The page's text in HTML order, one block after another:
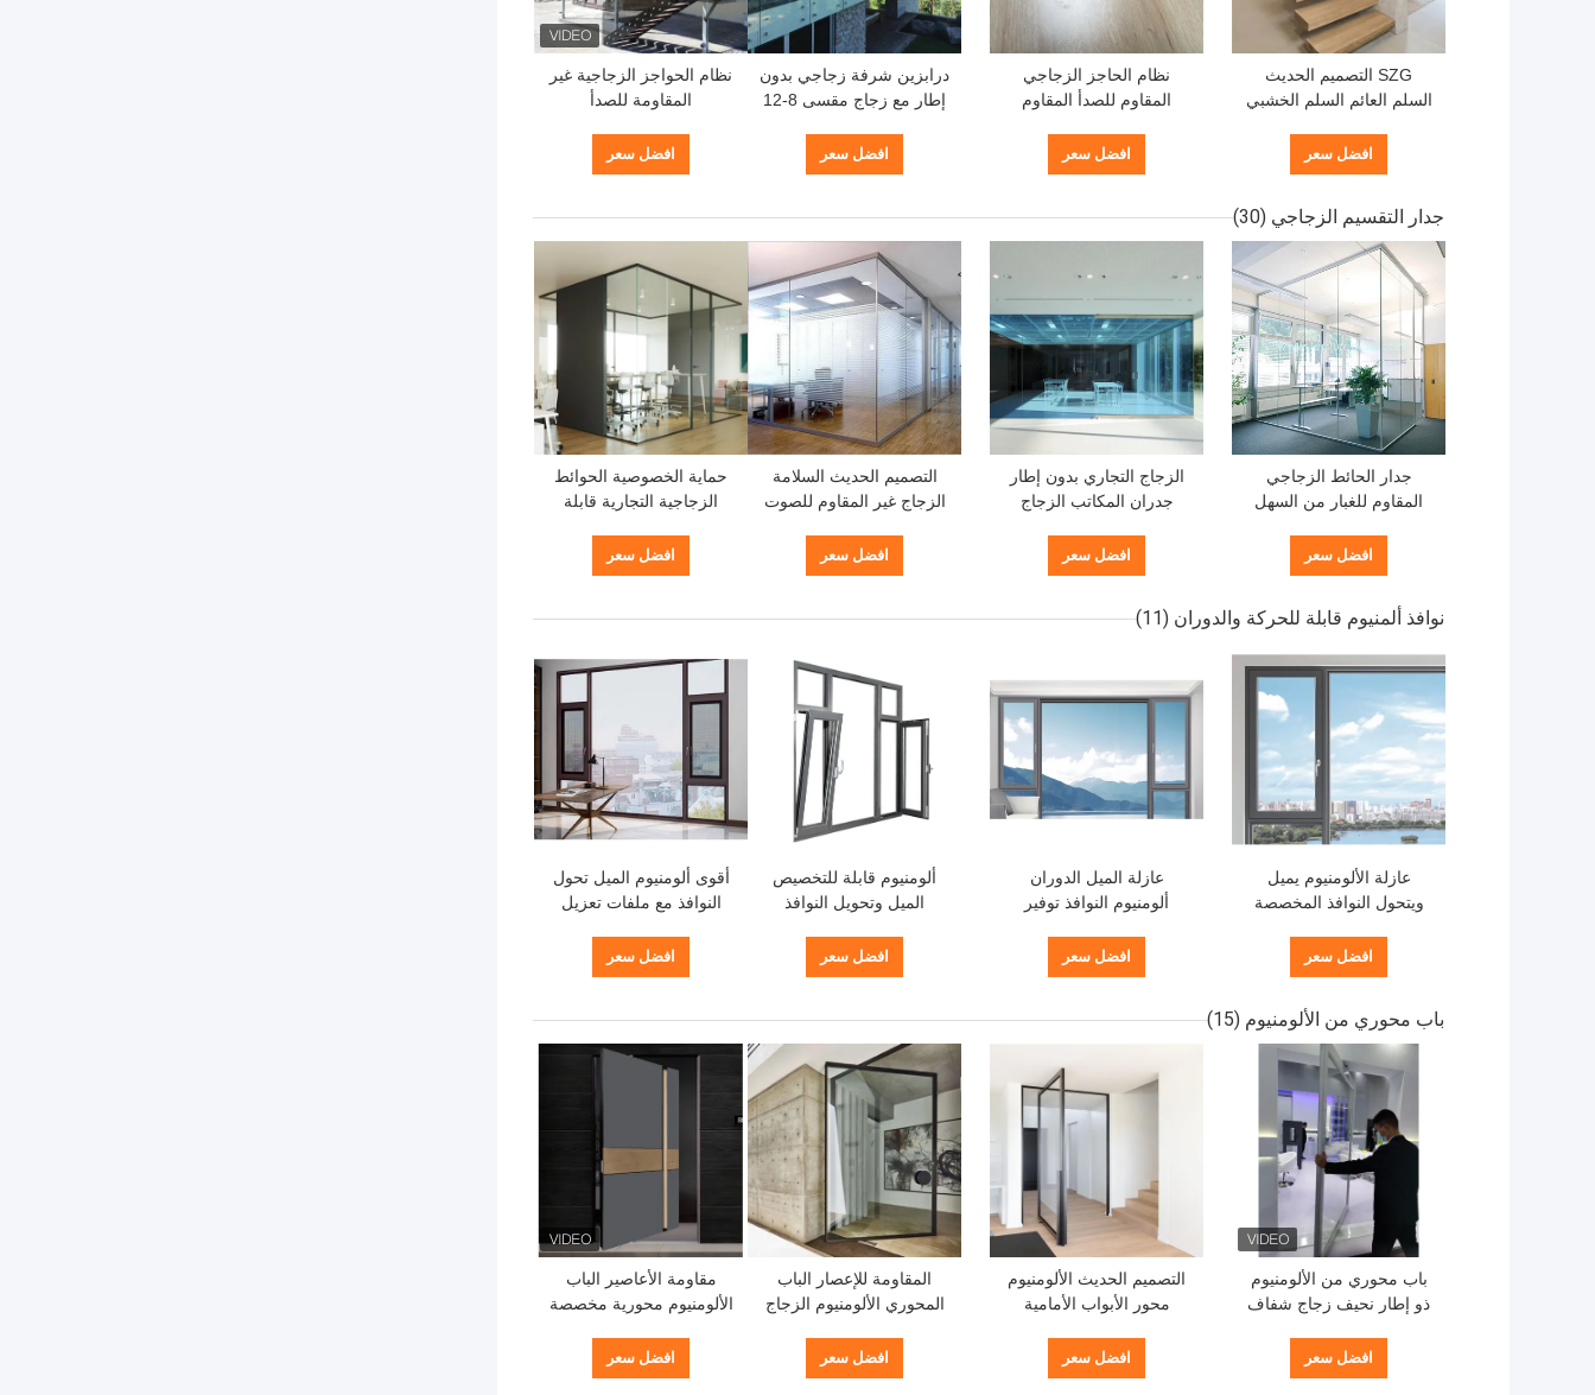
SZG التصميم الحديث
السلم العائم السلم الخشبي
افضل سعر
نظام الحاجز الزجاجي
المقاوم للصدأ المقاوم
12 ملم
افضل سعر
درابزين شرفة زجاجي بدون
إطار مع زجاج مقسى 8-12
متر نظام درابزين مخصص
للارتفاع
افضل سعر
نظام الحواجز الزجاجية غير
المقاومة للصدأ
افضل سعر
جدار التقسيم الزجاجي (30)
جدار الحائط الزجاجي
المقاوم للغبار من السهل
للمكتب
افضل سعر
الزجاج التجاري بدون إطار
جدران المكاتب الزجاج
افضل سعر
التصميم الحديث السلامة
الزجاج غير المقاوم للصوت
افضل سعر
حماية الخصوصية الحوائط
الزجاجية التجارية قابلة
الحديث
افضل سعر
نوافذ ألمنيوم قابلة للحركة والدوران (11)
عازلة الألومنيوم يميل
ويتحول النوافذ المخصصة
افضل سعر
عازلة الميل الدوران
ألومنيوم النوافذ توفير
افضل سعر
ألومنيوم قابلة للتخصيص
الميل وتحويل النوافذ
العازل
افضل سعر
أقوى ألومنيوم الميل تحول
النوافذ مع ملفات تعزيل
افضل سعر
باب محوري من الألومنيوم (15)
باب محوري من الألومنيوم
ذو إطار نحيف زجاج شفاف
افضل سعر
التصميم الحديث الألومنيوم
محور الأبواب الأمامية
افضل سعر
المقاومة للإعصار الباب
المحوري الألومنيوم الزجاج
الأمامي المحوري
افضل سعر
مقاومة الأعاصير الباب
الألومنيوم محورية مخصصة
افضل سعر